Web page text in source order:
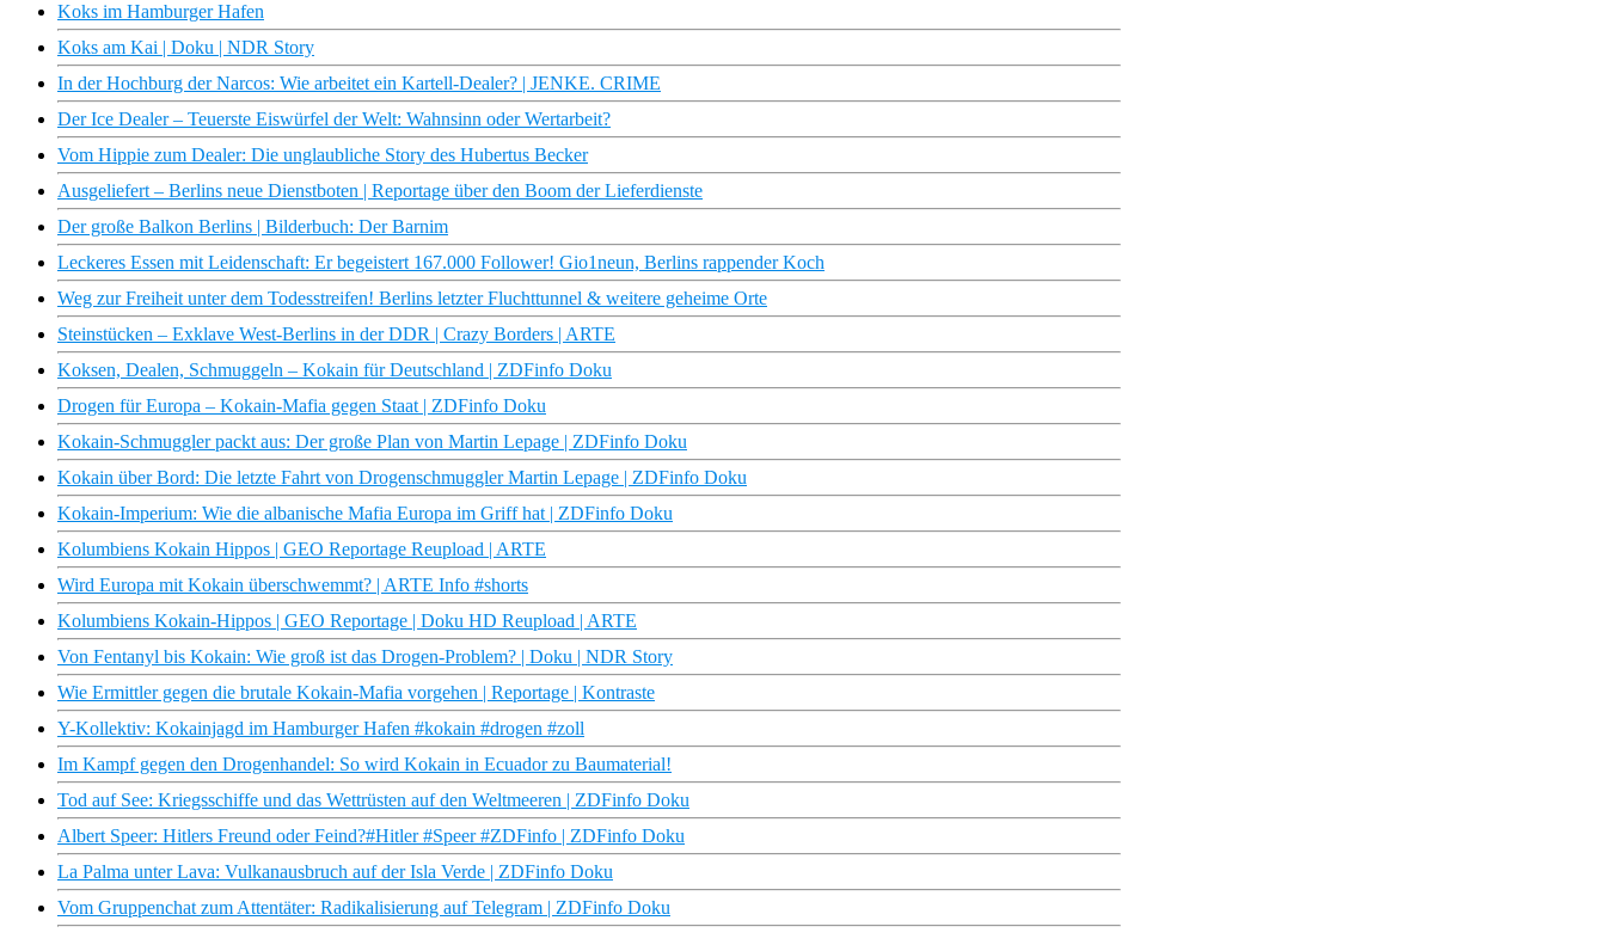
Koks im Hamburger Hafen
Koks am Kai | Doku | NDR Story
In der Hochburg der Narcos: Wie arbeitet ein Kartell-Dealer? | JENKE. CRIME
Der Ice Dealer – Teuerste Eiswürfel der Welt: Wahnsinn oder Wertarbeit?
Vom Hippie zum Dealer: Die unglaubliche Story des Hubertus Becker
Ausgeliefert – Berlins neue Dienstboten | Reportage über den Boom der Lieferdienste
Der große Balkon Berlins | Bilderbuch: Der Barnim
Leckeres Essen mit Leidenschaft: Er begeistert 167.000 Follower! Gio1neun, Berlins rappender Koch
Weg zur Freiheit unter dem Todesstreifen! Berlins letzter Fluchttunnel & weitere geheime Orte
Steinstücken – Exklave West-Berlins in der DDR | Crazy Borders | ARTE
Koksen, Dealen, Schmuggeln – Kokain für Deutschland | ZDFinfo Doku
Drogen für Europa – Kokain-Mafia gegen Staat | ZDFinfo Doku
Kokain-Schmuggler packt aus: Der große Plan von Martin Lepage | ZDFinfo Doku
Kokain über Bord: Die letzte Fahrt von Drogenschmuggler Martin Lepage | ZDFinfo Doku
Kokain-Imperium: Wie die albanische Mafia Europa im Griff hat | ZDFinfo Doku
Kolumbiens Kokain Hippos | GEO Reportage Reupload | ARTE
Wird Europa mit Kokain überschwemmt? | ARTE Info #shorts
Kolumbiens Kokain-Hippos | GEO Reportage | Doku HD Reupload | ARTE
Von Fentanyl bis Kokain: Wie groß ist das Drogen-Problem? | Doku | NDR Story
Wie Ermittler gegen die brutale Kokain-Mafia vorgehen | Reportage | Kontraste
Y-Kollektiv: Kokainjagd im Hamburger Hafen #kokain #drogen #zoll
Im Kampf gegen den Drogenhandel: So wird Kokain in Ecuador zu Baumaterial!
Tod auf See: Kriegsschiffe und das Wettrüsten auf den Weltmeeren | ZDFinfo Doku
Albert Speer: Hitlers Freund oder Feind?#Hitler #Speer #ZDFinfo | ZDFinfo Doku
La Palma unter Lava: Vulkanausbruch auf der Isla Verde | ZDFinfo Doku
Vom Gruppenchat zum Attentäter: Radikalisierung auf Telegram | ZDFinfo Doku